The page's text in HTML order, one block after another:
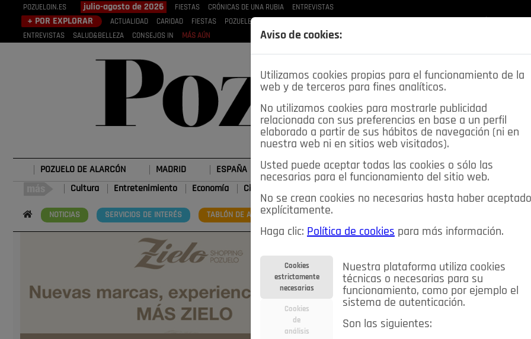
POZUELOIN.ES julio-agosto de 2026 FIESTAS CRÓNICAS DE UNA RUBIA ENTREVISTAS
+ POR EXPLORAR ACTUALIDAD CARIDAD FIESTAS POZUELEROS CRÓNICAS DE
ENTREVISTAS
SALUD&BELLEZA CONSEJOS IN MÁS AÚN
POZUELO DE ALARCÓN MADRID ESPAÑA DEPORTES OPINIÓN IN SALUD 🔴 EN DIRECTO
Cultura Entretenimiento Economía Ciencia&Tecnología
NOTICIAS SERVICIOS DE INTERÉS TABLÓN DE ANUNCIOS MIS ANUNCIOS
Aviso de cookies:
Utilizamos cookies propias para el funcionamiento de la
web y de terceros para fines analíticos.
No utilizamos cookies para mostrarle publicidad
relacionada con sus preferencias en base a un perfil
elaborado a partir de sus hábitos de navegación (ni en
nuestra web ni en sitios web visitados).
Usted puede aceptar todas las cookies o sólo las
necesarias para el funcionamiento del sitio web.
No se crean cookies no necesarias hasta haber aceptado
explícitamente.
Haga clic: Política de cookies para más información.
Cookies
estrictamente
necesarias
Cookies
de
análisis
Nuestra plataforma utiliza cookies
técnicas o necesarias para su
funcionamiento, como por ejemplo el
sistema de autenticación.
Son las siguientes: